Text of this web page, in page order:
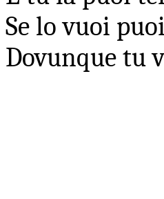
Se lo vuoi
Dovunque tu